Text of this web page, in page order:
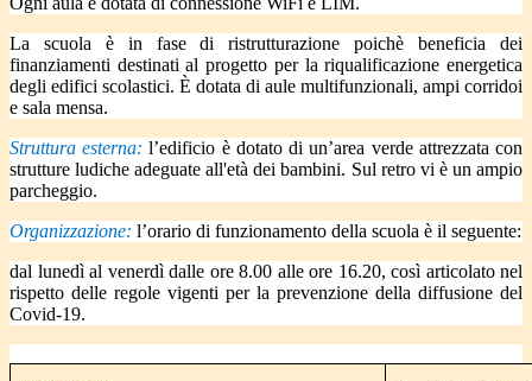
La scuola è in fase di ristrutturazione poichè beneficia dei
finanziamenti destinati al progetto per la riqualificazione energetica
degli edifici scolastici. È dotata di aule multifunzionali, ampi corridoi
e sala mensa.
Struttura esterna:l’edificio è dotato di un’area verde attrezzata con
strutture ludiche adeguate all'età dei bambini. Sul retro vi è un ampio
parcheggio.
Organizzazione: l’orario di funzionamento della scuola è il seguente:
dal lunedì al venerdì dalle ore 8.00 alle ore 16.20, così articolato nel
rispetto delle regole vigenti per la prevenzione della diffusione del
Covid-19.